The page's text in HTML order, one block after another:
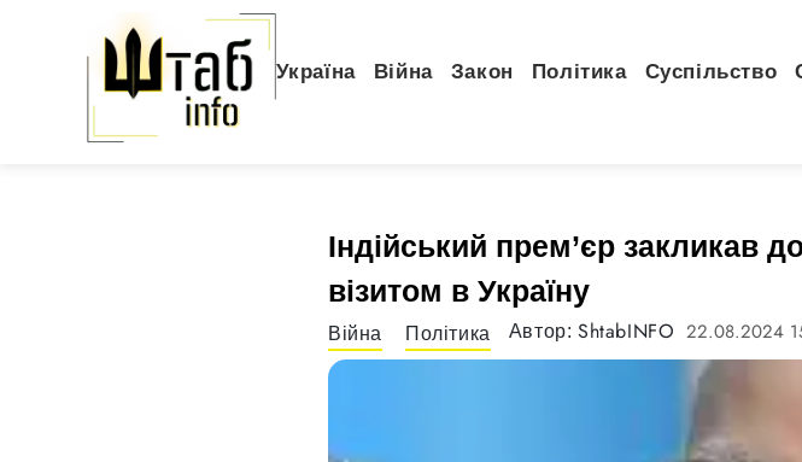
Україна Війна Закон Політика Суспільство
Індійський прем’єр закликав
візитом в Україну
Війна Політика Автор:ShtabINFO 22.08.2024